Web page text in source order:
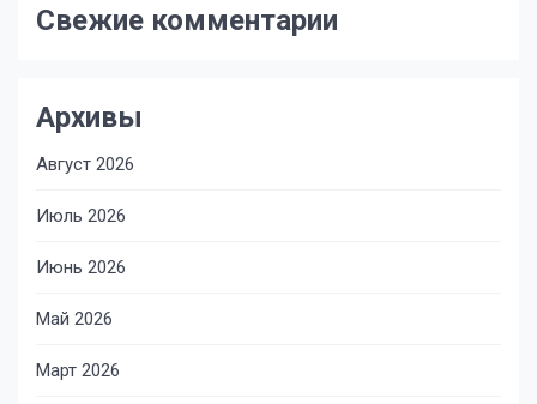
Свежие комментарии
Архивы
Август 2026
Июль 2026
Июнь 2026
Май 2026
Март 2026